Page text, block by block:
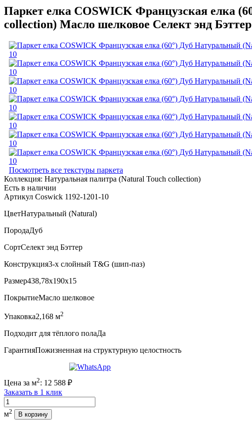
Паркет елка COSWICK Французская елка
collection) Масло шелковое Селект энд
Посмотреть все текстуры паркета
Коллекция: Натуральная палитра (Natural Touch collection)
Есть в наличии
Артикул Coswick 1192-1201-10
ЦветНатуральный (Natural)
ПородаДуб
СортСелект энд Бэттер
Конструкция3-х слойный T&G (шип-паз)
Размер438,78x190x15
ПокрытиеМасло шелковое
Упаковка2,168 м2
Подходит для тёплого полаДа
ГарантияПожизненная на структурную целостность
Цена за м2: 12 588 ₽
Заказать в 1 клик
Количество
м2 В корзину